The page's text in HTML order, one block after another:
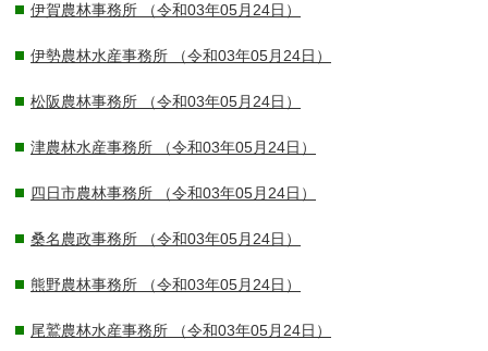
伊賀農林事務所 （令和03年05月24日）
伊勢農林水産事務所 （令和03年05月24日）
松阪農林事務所 （令和03年05月24日）
津農林水産事務所 （令和03年05月24日）
四日市農林事務所 （令和03年05月24日）
桑名農政事務所 （令和03年05月24日）
熊野農林事務所 （令和03年05月24日）
尾鷲農林水産事務所 （令和03年05月24日）